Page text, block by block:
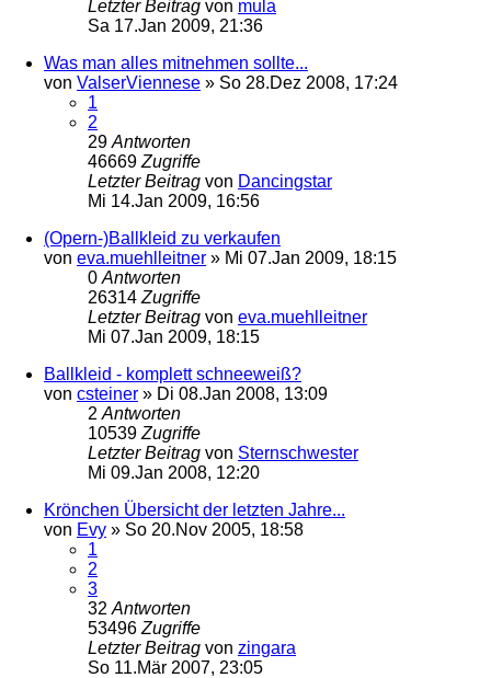
Letzter Beitrag von mula
Sa 17.Jan 2009, 21:36
Was man alles mitnehmen sollte...
von ValserViennese » So 28.Dez 2008, 17:24
1
2
29 Antworten
46669 Zugriffe
Letzter Beitrag von Dancingstar
Mi 14.Jan 2009, 16:56
(Opern-)Ballkleid zu verkaufen
von eva.muehlleitner » Mi 07.Jan 2009, 18:15
0 Antworten
26314 Zugriffe
Letzter Beitrag von eva.muehlleitner
Mi 07.Jan 2009, 18:15
Ballkleid - komplett schneeweiß?
von csteiner » Di 08.Jan 2008, 13:09
2 Antworten
10539 Zugriffe
Letzter Beitrag von Sternschwester
Mi 09.Jan 2008, 12:20
Krönchen Übersicht der letzten Jahre...
von Evy » So 20.Nov 2005, 18:58
1
2
3
32 Antworten
53496 Zugriffe
Letzter Beitrag von zingara
So 11.Mär 2007, 23:05